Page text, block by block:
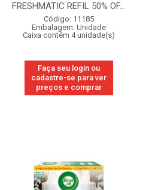
FRESHMATIC REFIL 50% OF...
Código: 11185
Embalagem: Unidade
Caixa contém 4 unidade(s)
Faça seu login ou
cadastre-se para ver
preços e comprar